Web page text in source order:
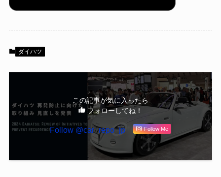
ダイハツ
この記事が気に入ったら
フォローしてね！
Follow @car_repo_jp Follow Me